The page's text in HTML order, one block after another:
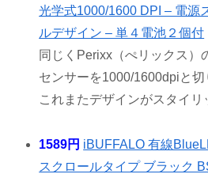
光学式1000/1600 DPI – 電源
ルデザイン – 単４電池２個付
同じくPerixx（ぺリックス）
センサーを1000/1600dpiと
これまたデザインがスタイリ
1589円 iBUFFALO 有線
スクロールタイプ ブラック